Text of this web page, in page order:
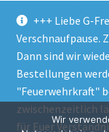
+++ Liebe G-
Verschnaufpause.
Dann sind wir
Bestellungen
"Feuerwehrkraft"
zwischenzeitlich
für Euer
Wir